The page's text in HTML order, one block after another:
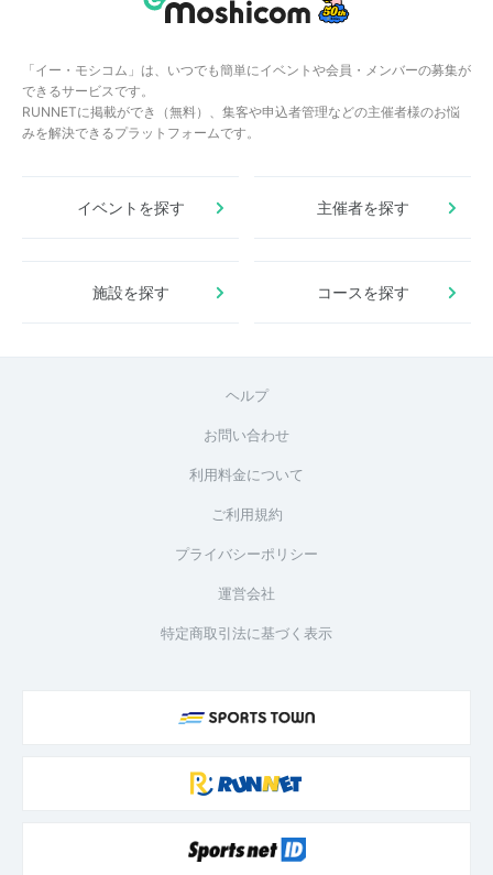
「イー・モシコム」は、いつでも簡単にイベントや会員・メンバーの募集が
できるサービスです。
RUNNETに掲載ができ（無料）、集客や申込者管理などの主催者様のお悩
みを解決できるプラットフォームです。
イベントを探す 主催者を探す
施設を探す コースを探す
ヘルプ
お問い合わせ
利用料金について
ご利用規約
プライバシーポリシー
運営会社
特定商取引法に基づく表示